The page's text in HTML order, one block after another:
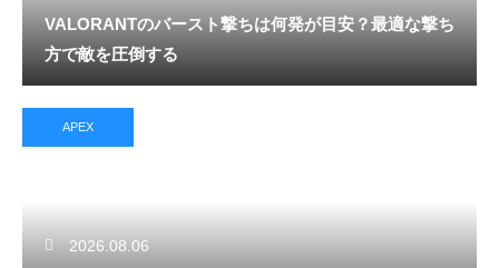
VALORANTのバースト撃ちは何発が目安？最適な撃ち
方で敵を圧倒する
APEX
2026.08.06